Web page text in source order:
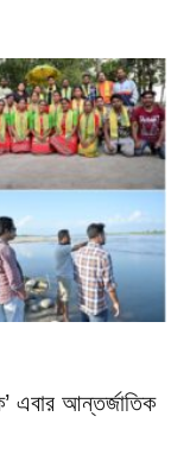
এবার আন্তর্জাতিক